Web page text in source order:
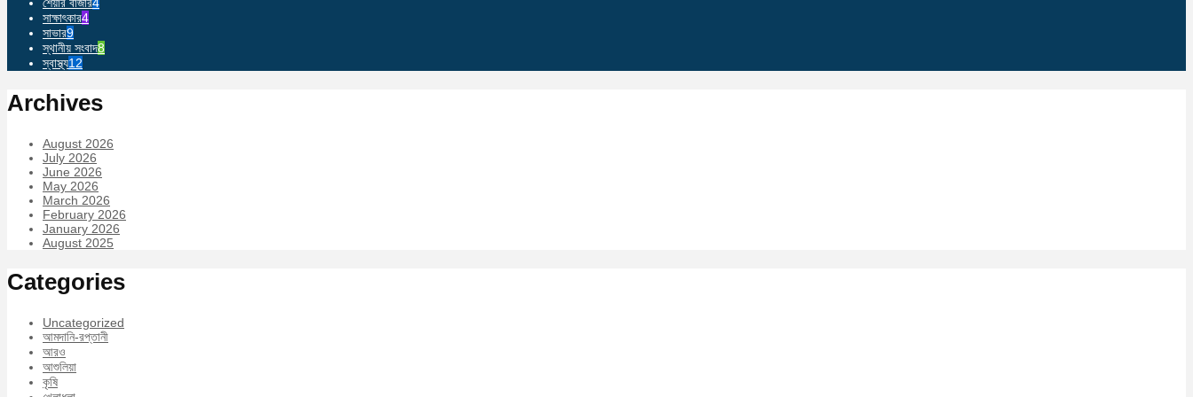
সাক্ষাৎকার4
সাভার9
স্থানীয় সংবাদ8
স্বাস্থ্য12
Archives
August 2026
July 2026
June 2026
May 2026
March 2026
February 2026
January 2026
August 2025
Categories
Uncategorized
আমদানি-রপ্তানী
আরও
আশুলিয়া
কৃষি